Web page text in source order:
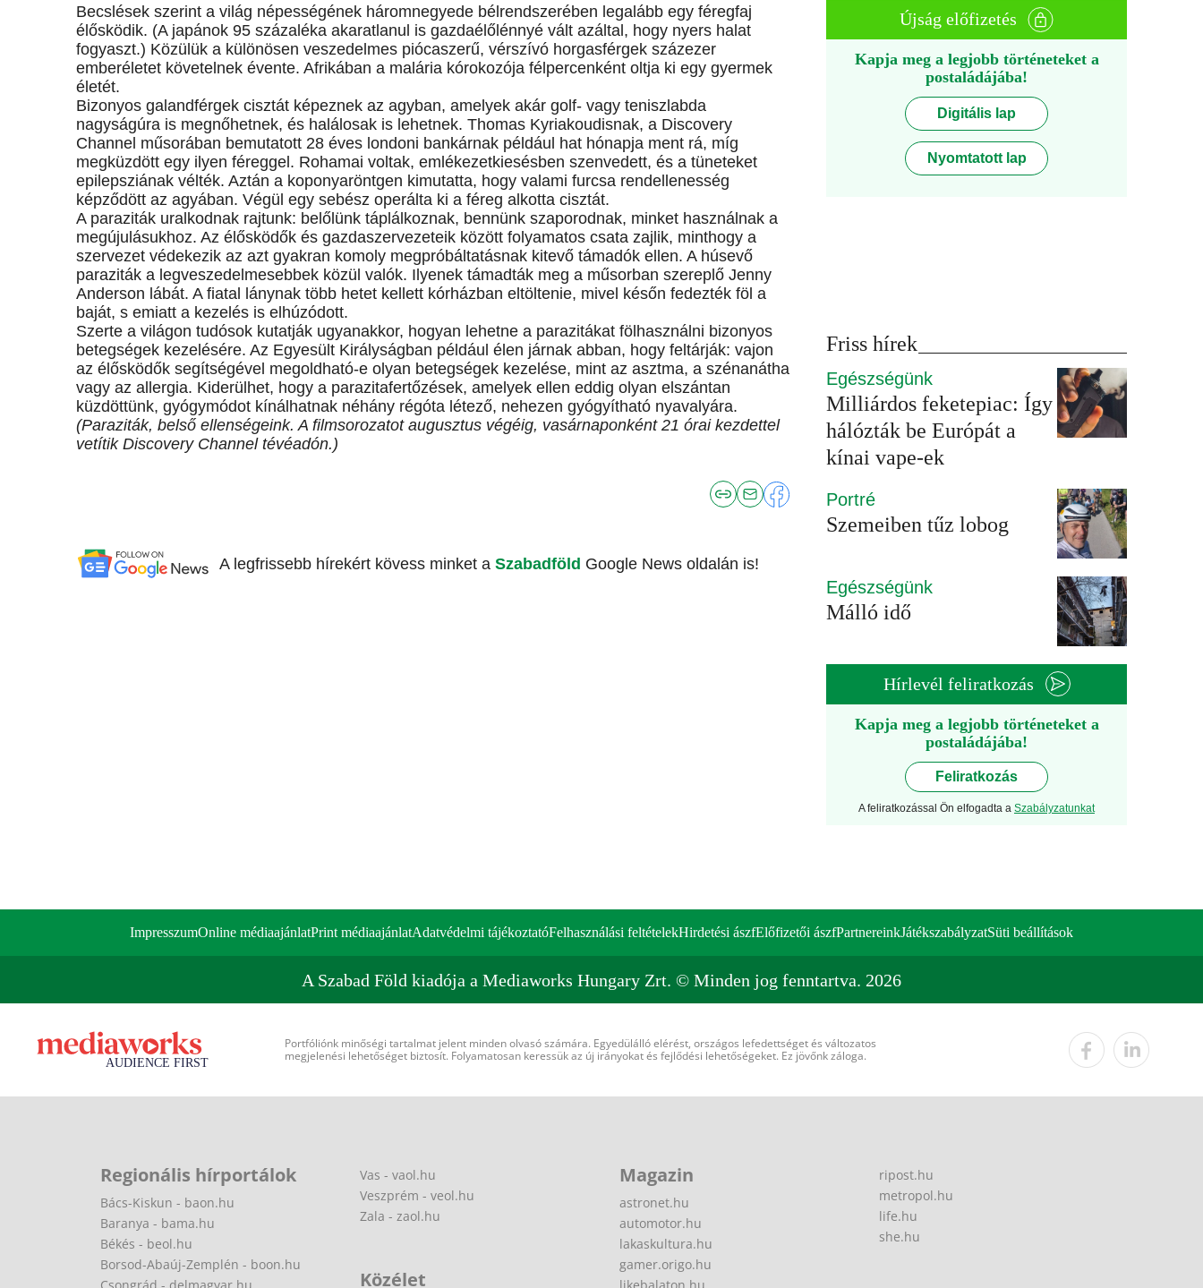
Becslések szerint a világ népességének háromnegyede bélrendszerében legalább egy féregfaj
élősködik. (A japánok 95 százaléka akaratlanul is gazdaélőlénnyé vált azáltal, hogy nyers halat
fogyaszt.) Közülük a különösen veszedelmes piócaszerű, vérszívó horgasférgek százezer
emberéletet követelnek évente. Afrikában a malária kórokozója félpercenként oltja ki egy gyermek
életét.
Bizonyos galandférgek cisztát képeznek az agyban, amelyek akár golf- vagy teniszlabda
nagyságúra is megnőhetnek, és halálosak is lehetnek. Thomas Kyriakoudisnak, a Discovery
Channel műsorában bemutatott 28 éves londoni bankárnak például hat hónapja ment rá, míg
megküzdött egy ilyen féreggel. Rohamai voltak, emlékezetkiesésben szenvedett, és a tüneteket
epilepsziának vélték. Aztán a koponyaröntgen kimutatta, hogy valami furcsa rendellenesség
képződött az agyában. Végül egy sebész operálta ki a féreg alkotta cisztát.
A paraziták uralkodnak rajtunk: belőlünk táplálkoznak, bennünk szaporodnak, minket használnak a
megújulásukhoz. Az élősködők és gazdaszervezeteik között folyamatos csata zajlik, minthogy a
szervezet védekezik az azt gyakran komoly megpróbáltatásnak kitevő támadók ellen. A húsevő
paraziták a legveszedelmesebbek közül valók. Ilyenek támadták meg a műsorban szereplő Jenny
Anderson lábát. A fiatal lánynak több hetet kellett kórházban eltöltenie, mivel későn fedezték föl a
baját, s emiatt a kezelés is elhúzódott.
Szerte a világon tudósok kutatják ugyanakkor, hogyan lehetne a parazitákat fölhasználni bizonyos
betegségek kezelésére. Az Egyesült Királyságban például élen járnak abban, hogy feltárják: vajon
az élősködők segítségével megoldható-e olyan betegségek kezelése, mint az asztma, a szénanátha
vagy az allergia. Kiderülhet, hogy a parazitafertőzések, amelyek ellen eddig olyan elszántan
küzdöttünk, gyógymódot kínálhatnak néhány régóta létező, nehezen gyógyítható nyavalyára.
(Paraziták, belső ellenségeink. A filmsorozatot augusztus végéig, vasárnaponként 21 órai kezdettel
vetítik Discovery Channel tévéadón.)
A legfrissebb hírekért kövess minket a Szabadföld Google News oldalán is!
Újság előfizetés
Kapja meg a legjobb történeteket a
postaládájába!
Digitális lap
Nyomtatott lap
Friss hírek
Egészségünk
Milliárdos feketepiac: Így
hálózták be Európát a
kínai vape-ek
Portré
Szemeiben tűz lobog
Egészségünk
Málló idő
Hírlevél feliratkozás
Kapja meg a legjobb történeteket a
postaládájába!
Feliratkozás
A feliratkozással Ön elfogadta a Szabályzatunkat
ImpresszumOnline médiaajánlatPrint médiaajánlatAdatvédelmi tájékoztatóFelhasználási feltételekHirdetési ászfElőfizetői ászfPartnereinkJátékszabályzatSüti beállítások
A Szabad Föld kiadója a Mediaworks Hungary Zrt. © Minden jog fenntartva. 2026
Portfóliónk minőségi tartalmat jelent minden olvasó számára. Egyedülálló elérést, országos lefedettséget és változatos
megjelenési lehetőséget biztosít. Folyamatosan keressük az új irányokat és fejlődési lehetőségeket. Ez jövőnk záloga.
Regionális hírportálok
Bács-Kiskun - baon.hu
Baranya - bama.hu
Békés - beol.hu
Borsod-Abaúj-Zemplén - boon.hu
Vas - vaol.hu
Veszprém - veol.hu
Zala - zaol.hu
Közélet
Magazin
astronet.hu
automotor.hu
lakaskultura.hu
gamer.origo.hu
ripost.hu
metropol.hu
life.hu
she.hu